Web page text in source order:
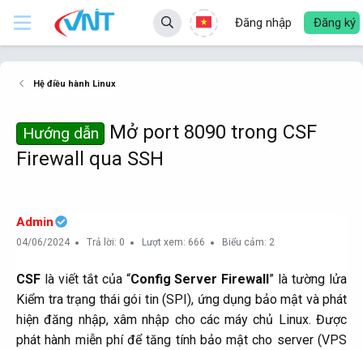
Đăng nhập Đăng ký
Hệ điều hành Linux
Hướng dẫn
Mở port 8090 trong CSF
Firewall qua SSH
Admin
04/06/2024 Trả lời: 0 Lượt xem: 666 Biểu cảm: 2
CSF là viết tắt của “Config Server Firewall” là tường lửa
Kiểm tra trạng thái gói tin (SPI), ứng dụng bảo mật và phát
hiện đăng nhập, xâm nhập cho các máy chủ Linux. Được
phát hành miễn phí để tăng tính bảo mật cho server (VPS